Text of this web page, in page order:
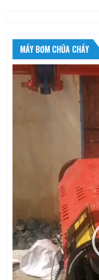
MÁY BƠM CHỮA CHÁY
Trình
chơi